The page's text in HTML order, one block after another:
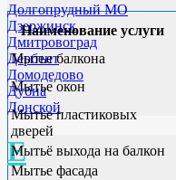
Долгопрудный МО
Дзержинск
Дмитровоград
Дербент
Домодедово
Дубна
Донской
Е
Наименование услуги
Мытье балкона
Мытье окон
Мытье пластиковых
дверей
Мытьё выхода на балкон
Мытье фасада